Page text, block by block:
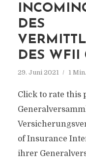
DES
DES WFII
29. Juni 2021 1
Click to rate this
of Insurance
ihrer